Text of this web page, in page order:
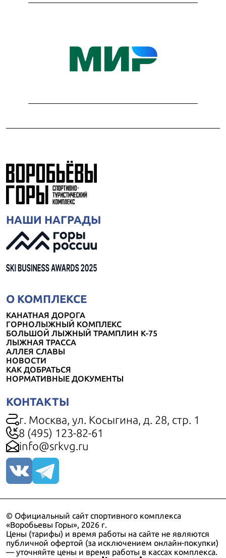
НАШИ НАГРАДЫ
О КОМПЛЕКСЕ
КАНАТНАЯ ДОРОГА
ГОРНОЛЫЖНЫЙ КОМПЛЕКС
БОЛЬШОЙ ЛЫЖНЫЙ ТРАМПЛИН К-75
ЛЫЖНАЯ ТРАССА
АЛЛЕЯ СЛАВЫ
НОВОСТИ
КАК ДОБРАТЬСЯ
НОРМАТИВНЫЕ ДОКУМЕНТЫ
КОНТАКТЫ
г. Москва, ул. Косыгина, д. 28, стр. 1
8 (495) 123-82-61
info@srkvg.ru
© Официальный сайт спортивного комплекса
«Воробьевы Горы», 2026 г.
Цены (тарифы) и время работы на сайте не являются
публичной офертой (за исключением онлайн-покупки)
— уточняйте цены и время работы в кассах комплекса.